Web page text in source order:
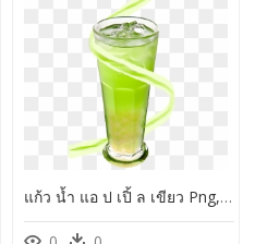
แก้ว น้ำ แอ ป เปิ้ ล เขียว Png, Transparent Png